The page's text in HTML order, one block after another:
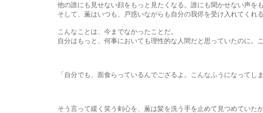
他の誰にも見せない顔をもっと見たくなる。誰にも聞かせない声をもっ
そして、薫はいつも、戸惑いながらも自分の我侭を受け入れてくれるから
こんなことは、今までなかったことだ。
自分はもっと、何事においても理性的な人間だと思っていたのに。こと薫
「自分でも、面食らっているんでござるよ。こんなふうになってしまっ
そう言って緩く笑う剣心を、薫は髪を洗う手を止めて見つめていたが―――